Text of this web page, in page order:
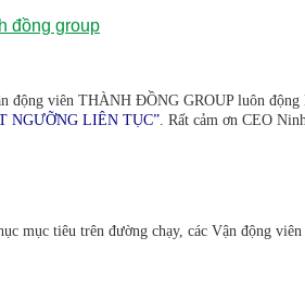
động viên THÀNH ĐỒNG GROUP luôn
NGƯỠNG LIÊN TỤC”. Rất cảm ơn CEO
mục tiêu trên đường chạy, các Vận động